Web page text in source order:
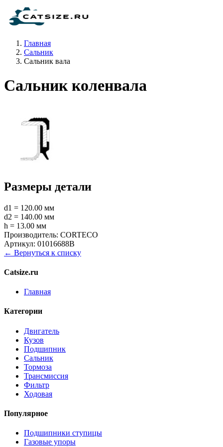
Главная
Сальник
Сальник вала
Сальник коленвала
Размеры детали
d1 = 120.00 мм
d2 = 140.00 мм
h = 13.00 мм
Производитель: CORTECO
Артикул: 01016688B
← Вернуться к списку
Catsize.ru
Главная
Категории
Двигатель
Кузов
Подшипник
Сальник
Тормоза
Трансмиссия
Фильтр
Ходовая
Популярное
Подшипники ступицы
Газовые упоры